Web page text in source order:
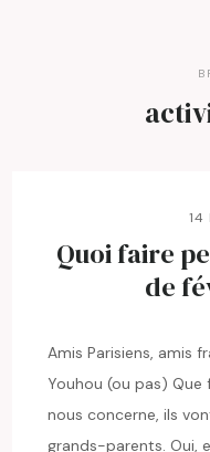
14
Quoi faire
de
Amis Parisiens, amis
Youhou (ou pas)
nous concerne, ils
grands-parents. Oui,